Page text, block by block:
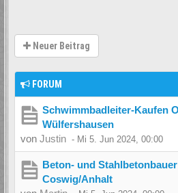
Neuer Beitrag
FORUM
Schwimmbadleiter-Kaufen
Wülfershausen
von Justin - Mi 5. Jun 2024, 00:00
Beton- und
Coswig/Anhalt